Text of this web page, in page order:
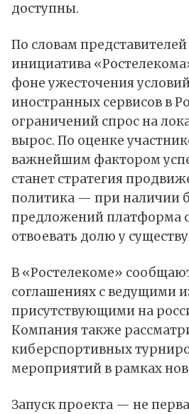
доступны.
По словам
инициатива
фоне ужесточения
иностранных сервисовв
ограничений спрос на
вырос. По оценке
важнейшим фактором
станет стратегия
политика — при наличии
предложений платформа
отвоевать долю у
В «Ростелекоме»
соглашениях с ведущими
присутствующими на
Компания также
киберспортивных
мероприятий в рамках
Запуск проекта — не